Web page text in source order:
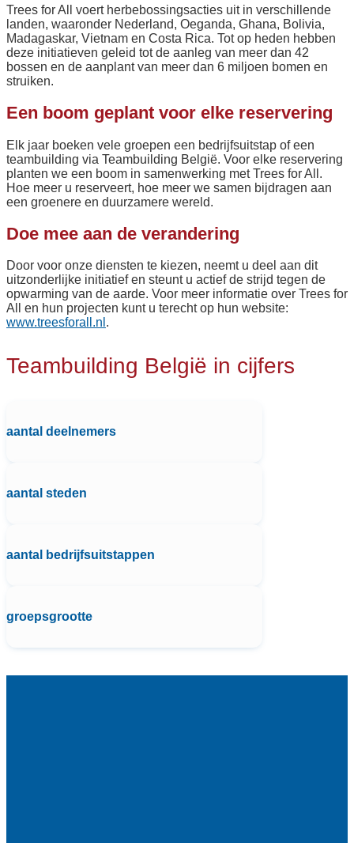
Trees for All voert herbebossingsacties uit in verschillende
landen, waaronder Nederland, Oeganda, Ghana, Bolivia,
Madagaskar, Vietnam en Costa Rica. Tot op heden hebben
deze initiatieven geleid tot de aanleg van meer dan 42
bossen en de aanplant van meer dan 6 miljoen bomen en
struiken.
Een boom geplant voor elke reservering
Elk jaar boeken vele groepen een bedrijfsuitstap of een
teambuilding via Teambuilding België. Voor elke reservering
planten we een boom in samenwerking met Trees for All.
Hoe meer u reserveert, hoe meer we samen bijdragen aan
een groenere en duurzamere wereld.
Doe mee aan de verandering
Door voor onze diensten te kiezen, neemt u deel aan dit
uitzonderlijke initiatief en steunt u actief de strijd tegen de
opwarming van de aarde. Voor meer informatie over Trees for
All en hun projecten kunt u terecht op hun website:
www.treesforall.nl .
Teambuilding België in cijfers
aantal deelnemers
aantal steden
aantal bedrijfsuitstappen
groepsgrootte